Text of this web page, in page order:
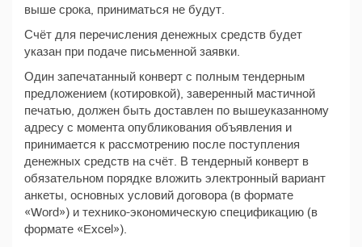
выше срока, приниматься не будут.
Счёт для перечисления денежных средств будет
указан при подаче письменной заявки.
Один запечатанный конверт с полным тендерным
предложением (котировкой), заверенный мастичной
печатью, должен быть доставлен по вышеуказанному
адресу с момента опубликования объявления и
принимается к рассмотрению после поступления
денежных средств на счёт. В тендерный конверт в
обязательном порядке вложить электронный вариант
анкеты, основных условий договора (в формате
«Word») и технико-экономическую спецификацию (в
формате «Excel»).